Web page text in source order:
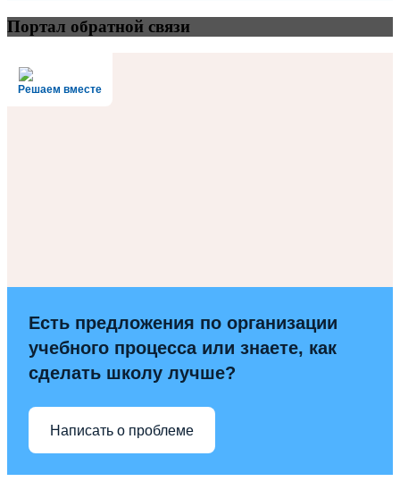
Портал обратной связи
Решаем вместе
Есть предложения по организации
учебного процесса или знаете, как
сделать школу лучше?
Написать о проблеме